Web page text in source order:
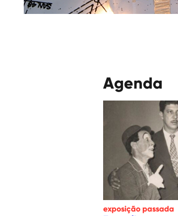
Agenda
exposição passada